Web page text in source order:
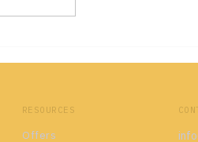
Riga-Tbilisi
RESOURCES
Offers